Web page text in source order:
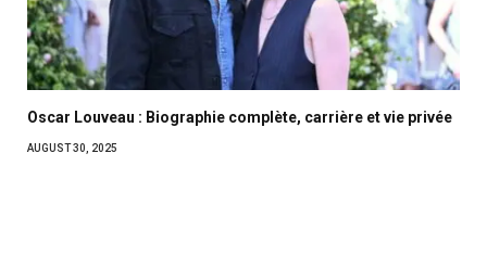
Oscar Louveau : Biographie complète, carrière et vie privée
AUGUST 30, 2025